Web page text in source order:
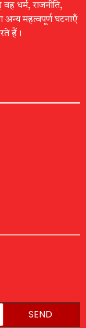
धर्म, राजनीति,
अन्य महत्वपूर्ण घटनाएँ
हैं।
SEND